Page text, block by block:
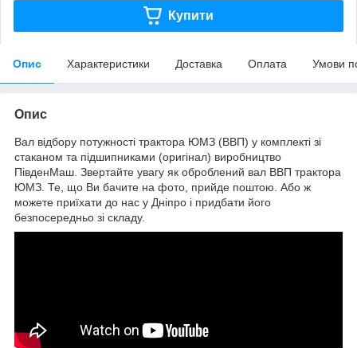
Купити
Опис Характеристики Доставка Оплата Умови
Опис
Вал відбору потужності трактора ЮМЗ (ВВП) у комплекті зі
стаканом та підшипниками (оригінал) виробництво
ПівденМаш. Звертайте увагу як оброблений вал ВВП трактора
ЮМЗ. Те, що Ви бачите на фото, прийде поштою. Або ж
можете приїхати до нас у Дніпро і придбати його
безпосередньо зі складу.